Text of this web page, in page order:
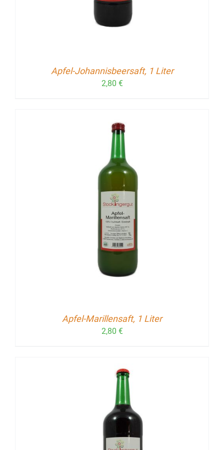
Apfel-Johannisbeersaft, 1 Liter
2,80 €
Apfel-Marillensaft, 1 Liter
2,80 €